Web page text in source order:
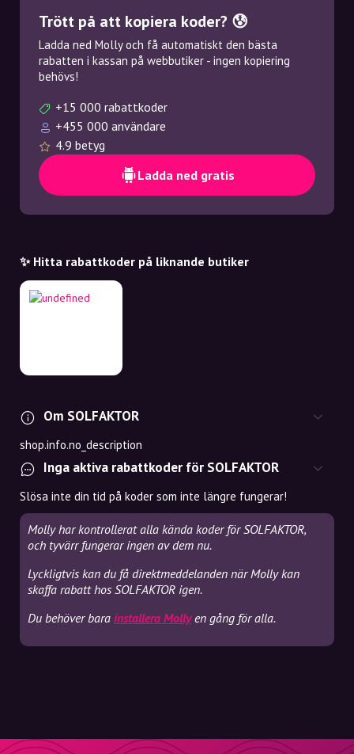
Trött på att kopiera koder? 😰
Ladda ned Molly och få automatiskt den bästa
rabatten i kassan på webbutiker - ingen kopiering
behövs!
+15 000 rabattkoder
+455 000 användare
4.9 betyg
Ladda ned gratis
✨ Hitta rabattkoder på liknande butiker
Om SOLFAKTOR
shop.info.no_description
Inga aktiva rabattkoder för SOLFAKTOR
Slösa inte din tid på koder som inte längre fungerar!
Molly har kontrollerat alla kända koder för SOLFAKTOR,
och tyvärr fungerar ingen av dem nu.
Lyckligtvis kan du få direktmeddelanden när Molly kan
skaffa rabatt hos SOLFAKTOR igen.
Du behöver bara installera Mollyen gång för alla.